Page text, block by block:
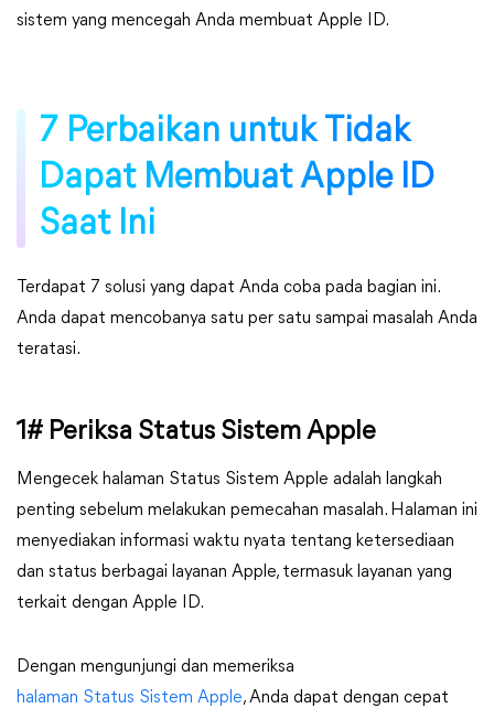
sistem yang mencegah Anda membuat Apple ID.
7 Perbaikan untuk Tidak
Dapat Membuat Apple ID
Saat Ini
Terdapat 7 solusi yang dapat Anda coba pada bagian ini.
Anda dapat mencobanya satu per satu sampai masalah Anda
teratasi.
1# Periksa Status Sistem Apple
Mengecek halaman Status Sistem Apple adalah langkah
penting sebelum melakukan pemecahan masalah. Halaman ini
menyediakan informasi waktu nyata tentang ketersediaan
dan status berbagai layanan Apple, termasuk layanan yang
terkait dengan Apple ID.
Dengan mengunjungi dan memeriksa
halaman Status Sistem Apple, Anda dapat dengan cepat